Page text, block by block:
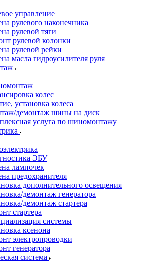
управление
рулевого наконечника
рулевой тяги
рулевой колонки
рулевой рейки
масла гидроусилителя руля
колес
установка колеса
демонтаж шины на диск
услуга по шиномонтажу
ЭБУ
лампочек
предохранителя
дополнительного освещения
демонтаж генератора
демонтаж стартера
стартера
системы
ксенона
электропроводки
генератора
система